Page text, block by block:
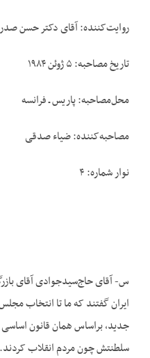
روایت‌کننده: آقای دکتر حسن
تاریخ مصاحبه: ۵ ژوئن ۱۹۸۴
محل‌مصاحبه: پاریس ـ فرانسه
مصاحبه‌کننده: ضیاء صدقی
نوار شماره: ۴
س- آقای حاج‌سیدجوادی آقای
ایران گفتند که ما تا انتخاب
جدید، براساس همان قانون
سلطنتش چون مردم انقلاب